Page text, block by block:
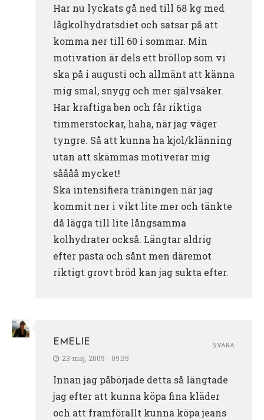
Har nu lyckats gå ned till 68 kg med
lågkolhydratsdiet och satsar på att
komma ner till 60 i sommar. Min
motivation är dels ett bröllop som vi
ska på i augusti och allmänt att känna
mig smal, snygg och mer självsäker.
Har kraftiga ben och får riktiga
timmerstockar, haha, när jag väger
tyngre. Så att kunna ha kjol/klänning
utan att skämmas motiverar mig
såååå mycket!
Ska intensifiera träningen när jag
kommit ner i vikt lite mer och tänkte
då lägga till lite långsamma
kolhydrater också. Längtar aldrig
efter pasta och sånt men däremot
riktigt grovt bröd kan jag sukta efter.
EMELIE
23 maj, 2009 - 09:35
Innan jag påbörjade detta så längtade
jag efter att kunna köpa fina kläder
och att framförallt kunna köpa jeans
SVARA